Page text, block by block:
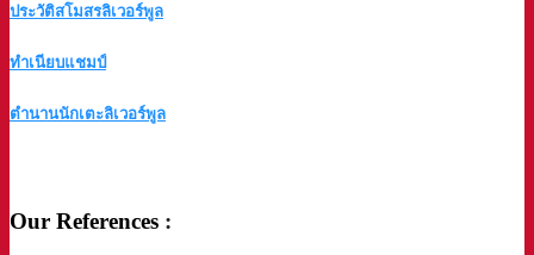
ประวัติสโมสรลิเวอร์พูล
ทำเนียบแชมป์
ตำนานนักเตะลิเวอร์พูล
Our References :